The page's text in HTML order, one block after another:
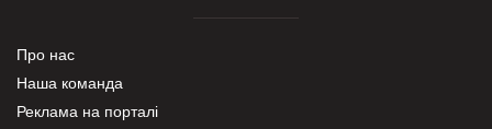
Про нас
Наша команда
Реклама на порталі